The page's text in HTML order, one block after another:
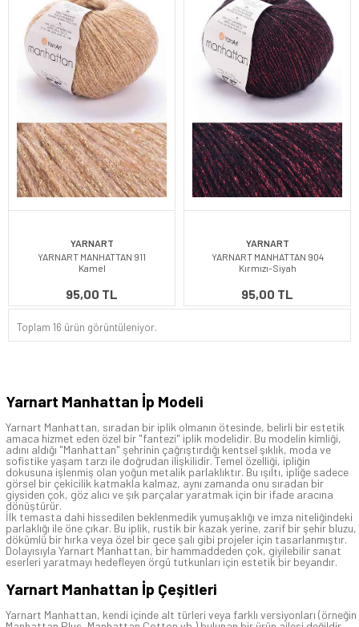
YARNART
YARNART MANHATTAN 911
Kamel
95,00 TL
YARNART
YARNART MANHATTAN 904
Kırmızı-Siyah
95,00 TL
Toplam 16 ürün görüntüleniyor.
Yarnart Manhattan İp Modeli
Yarnart Manhattan, sıradan bir iplik olmanın ötesinde, belirli bir estetik
amaca hizmet eden özel bir "fantezi" iplik modelidir. Bu modelin kimliği,
adını aldığı "Manhattan" şehrinin çağrıştırdığı kentsel şıklık, moda ve
sofistike yaşam tarzı ile doğrudan ilişkilidir. Temel özelliği, ipliğin
dokusuna işlenmiş olan yoğun metalik parlaklıktır. Bu ışıltı, ipliğe sadece
görsel bir çekicilik katmakla kalmaz, aynı zamanda onu sıradan bir
giysiden çok, göz alıcı ve şık parçalar yaratmak için bir ifade aracına
dönüştürür.
İlk temasta dahi hissedilen beklenmedik yumuşaklığı ve imza niteliğindeki
parlaklığı ile öne çıkar. Bu iplik, rustik bir kazak yerine, zarif bir şehir bluzu,
dökümlü bir hırka veya özel bir gece şalı gibi projeler için tasarlanmıştır.
Dolayısıyla Yarnart Manhattan, bir hammaddeden çok, giyilebilir sanat
eserleri yaratmayı hedefleyen örgü tutkunları için estetik bir beyandır.
Yarnart Manhattan İp Çeşitleri
Yarnart Manhattan, kendi içinde alt türleri veya farklı versiyonları (örneğin